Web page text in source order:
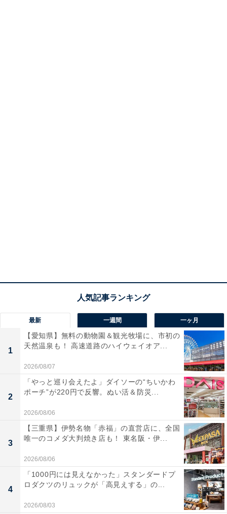
最新 一週間 一ヶ月
1
【愛知県】無料の動物園＆観光牧場に、市初の
天然温泉も！ 高速道路のハイウェイオア...
2026/08/07
2
「やっと巡り会えたよ」ダイソーの“ちいかわ
ポーチ”が220円で反響。ぬい活＆防災...
2026/08/06
3
【三重県】伊勢名物「赤福」の直営店に、全国
唯一のコメダ大判焼き店も！ 東名阪・伊...
2026/08/06
4
「1000円には見えなかった」スタンダードプ
ロダクツのリュックが「高見えする」の...
2026/08/03